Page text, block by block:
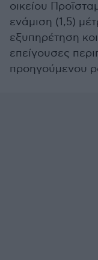
οικείου
ενάμιση (1,5)
εξυπηρέτηση
επείγουσες
προηγούμενου